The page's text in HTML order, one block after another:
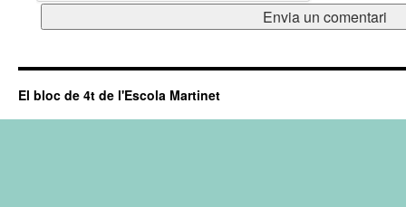
El bloc de 4t de l'Escola Martinet